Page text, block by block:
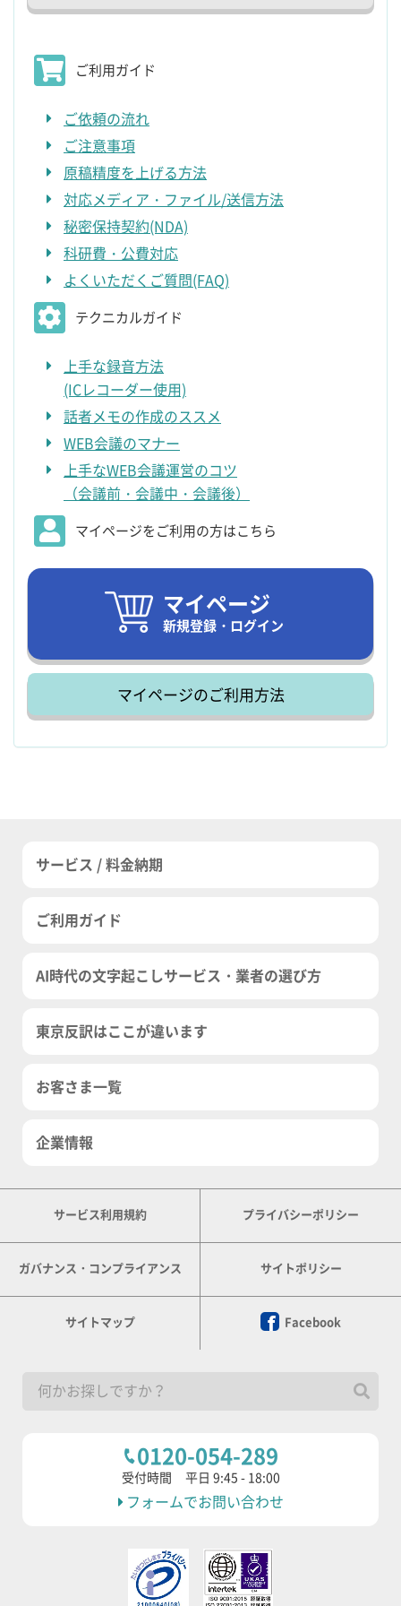
ご利用ガイド
ご依頼の流れ
ご注意事項
原稿精度を上げる方法
対応メディア・ファイル/送信方法
秘密保持契約(NDA)
科研費・公費対応
よくいただくご質問(FAQ)
テクニカルガイド
上手な録音方法
(ICレコーダー使用)
話者メモの作成のススメ
WEB会議のマナー
上手なWEB会議運営のコツ
（会議前・会議中・会議後）
マイページをご利用の方はこちら
マイページ
新規登録・ログイン
マイページのご利用方法
サービス / 料金納期
ご利用ガイド
AI時代の文字起こしサービス・業者の選び方
東京反訳はここが違います
お客さま一覧
企業情報
サービス利用規約 プライバシーポリシー
ガバナンス・コンプライアンス サイトポリシー
サイトマップ Facebook
0120-054-289
受付時間 平日 9:45 - 18:00
フォームでお問い合わせ